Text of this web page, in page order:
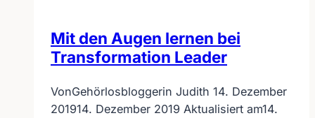
Mit den Augen lernen bei
Transformation Leader
VonGehörlosbloggerin Judith 14. Dezember
201914. Dezember 2019 Aktualisiert am14.